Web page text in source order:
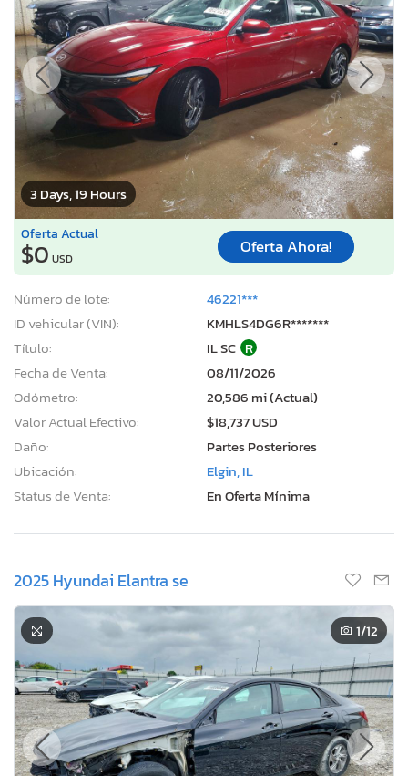
3 Days, 19 Hours
Oferta Actual
$0 USD
Oferta Ahora!
Número de lote:
46221***
ID vehicular (VIN):
KMHLS4DG6R*******
Título:
IL SC R
Fecha de Venta:
08/11/2026
Odómetro:
20,586 mi (Actual)
Valor Actual Efectivo:
$18,737 USD
Daño:
Partes Posteriores
Ubicación:
Elgin, IL
Status de Venta:
En Oferta Mínima
2025 Hyundai Elantra se
1/12